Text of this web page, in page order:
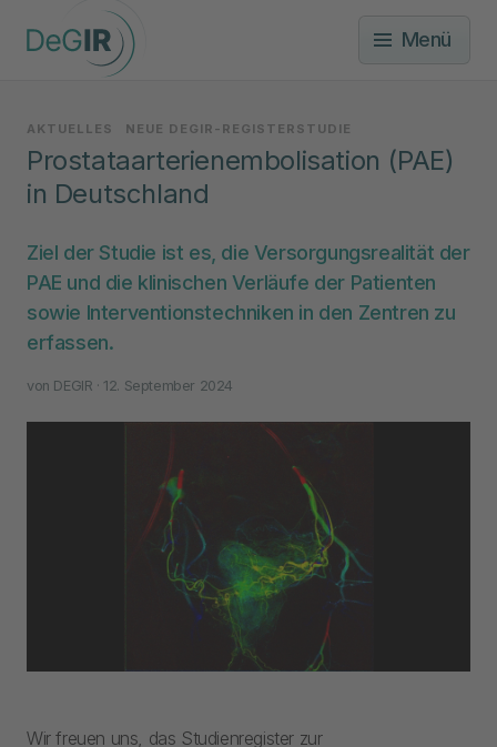
Menü
AKTUELLES NEUE DEGIR-REGISTERSTUDIE
Prostataarterienembolisation (PAE)
in Deutschland
Ziel der Studie ist es, die Versorgungsrealität der
PAE und die klinischen Verläufe der Patienten
sowie Interventionstechniken in den Zentren zu
erfassen.
von DEGIR · 12. September 2024
Wir freuen uns, das Studienregister zur